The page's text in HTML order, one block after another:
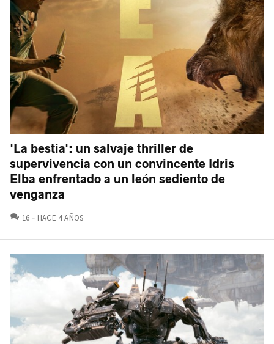
'La bestia': un salvaje thriller de
supervivencia con un convincente Idris
Elba enfrentado a un león sediento de
venganza
16 COMENTARIOS
HACE 4 AÑOS